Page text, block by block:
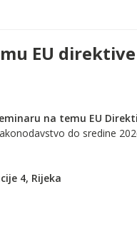
EU
na temu EU
do sredine
4, Rijeka